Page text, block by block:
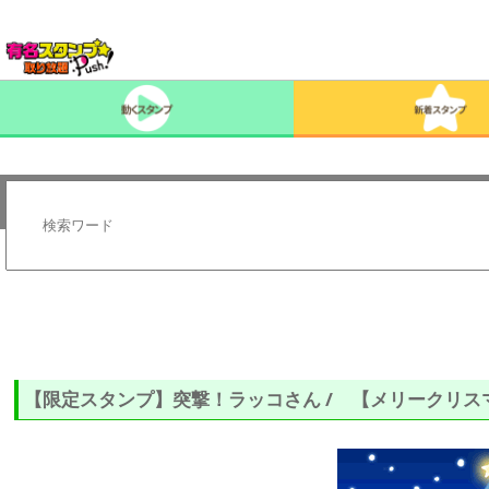
【限定スタンプ】突撃！ラッコさん / 【メリークリス